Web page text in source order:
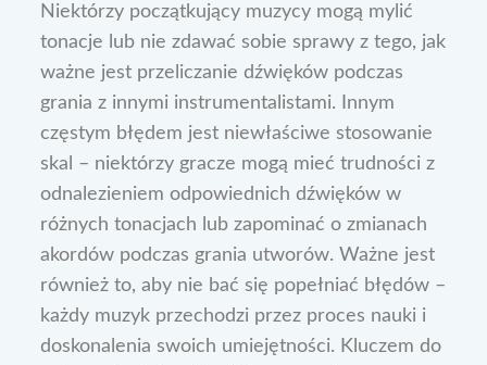
Niektórzy początkujący muzycy mogą mylić
tonacje lub nie zdawać sobie sprawy z tego, jak
ważne jest przeliczanie dźwięków podczas
grania z innymi instrumentalistami. Innym
częstym błędem jest niewłaściwe stosowanie
skal – niektórzy gracze mogą mieć trudności z
odnalezieniem odpowiednich dźwięków w
różnych tonacjach lub zapominać o zmianach
akordów podczas grania utworów. Ważne jest
również to, aby nie bać się popełniać błędów –
każdy muzyk przechodzi przez proces nauki i
doskonalenia swoich umiejętności. Kluczem do